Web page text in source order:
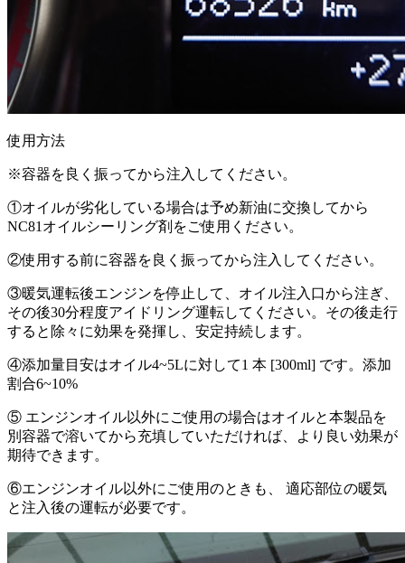
使用方法
※容器を良く振ってから注入してください。
①オイルが劣化している場合は予め新油に交換してから
NC81オイルシーリング剤をご使用ください。
②使用する前に容器を良く振ってから注入してください。
③暖気運転後エンジンを停止して、オイル注入口から注ぎ、
その後30分程度アイドリング運転してください。その後走行
すると除々に効果を発揮し、安定持続します。
④添加量目安はオイル4~5Lに対して1 本 [300ml] です。添加
割合6~10%
⑤ エンジンオイル以外にご使用の場合はオイルと本製品を
別容器で溶いてから充填していただければ、より良い効果が
期待できます。
⑥エンジンオイル以外にご使用のときも、 適応部位の暖気
と注入後の運転が必要です。